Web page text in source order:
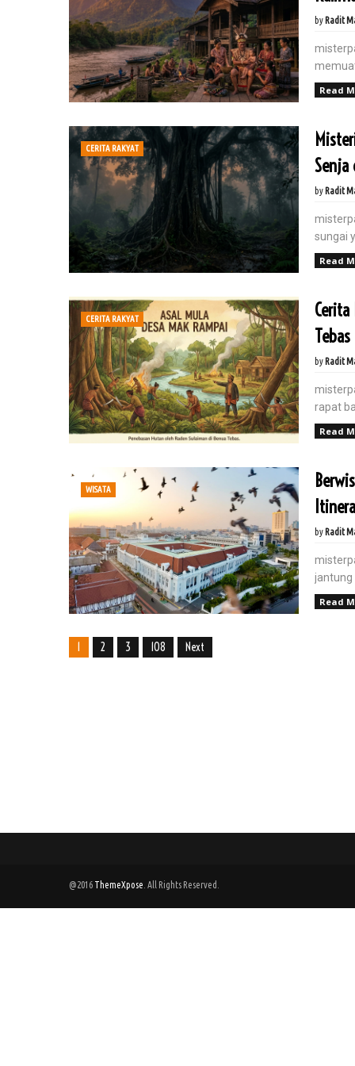
Cara Manajer Bank Tetap Unggul
OLED
July 11, 2025
misterpangalayo.com - Rahasia Efisiensi Manajer Bank di Era AI
Manager di dunia perbankan,...
Mata Terbaik
July 11, 2025 Fokus Tanpa Lelah: Gaya Hidup Digital yang Sehat
by Radit
Read
CERITA RAKYAT
by Radit
sungai
Read
CERITA RAKYAT
Tebas
by Radit
rapat
Read
WISATA
by Radit
jantung
Read
1 2 3 108 Next
@2016 ThemeXpose . All Rights Reserved.